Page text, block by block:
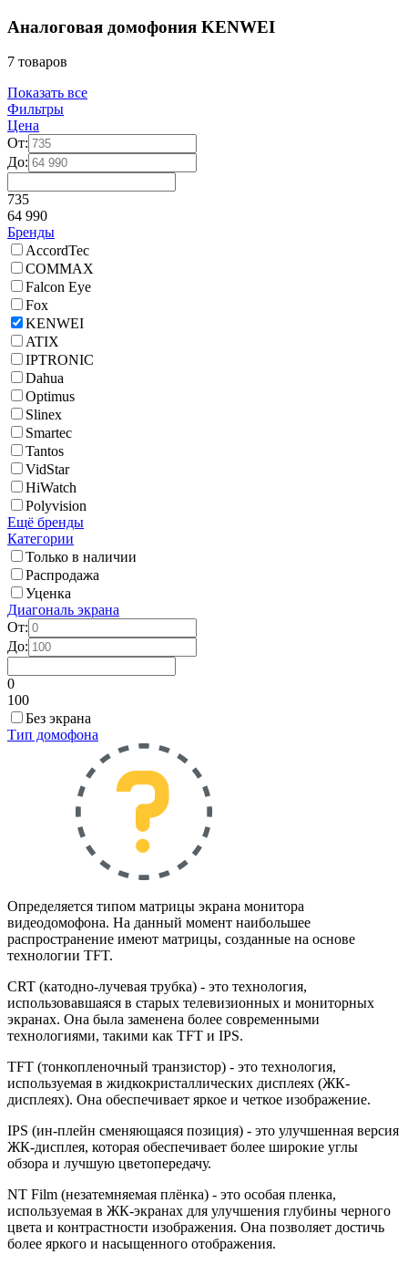
Аналоговая домофония KENWEI
7 товаров
Показать все
Фильтры
Цена
От:
До:
735
64 990
Бренды
AccordTec
COMMAX
Falcon Eye
Fox
KENWEI
ATIX
IPTRONIC
Dahua
Optimus
Slinex
Smartec
Tantos
VidStar
HiWatch
Polyvision
Ещё бренды
Категории
Только в наличии
Распродажа
Уценка
Диагональ экрана
От:
До:
0
100
Без экрана
Тип домофона
Определяется типом матрицы экрана монитора
видеодомофона. На данный момент наибольшее
распространение имеют матрицы, созданные на основе
технологии TFT.
CRT (катодно-лучевая трубка) - это технология,
использовавшаяся в старых телевизионных и мониторных
экранах. Она была заменена более современными
технологиями, такими как TFT и IPS.
TFT (тонкопленочный транзистор) - это технология,
используемая в жидкокристаллических дисплеях (ЖК-
дисплеях). Она обеспечивает яркое и четкое изображение.
IPS (ин-плейн сменяющаяся позиция) - это улучшенная версия
ЖК-дисплея, которая обеспечивает более широкие углы
обзора и лучшую цветопередачу.
NT Film (незатемняемая плёнка) - это особая пленка,
используемая в ЖК-экранах для улучшения глубины черного
цвета и контрастности изображения. Она позволяет достичь
более яркого и насыщенного отображения.